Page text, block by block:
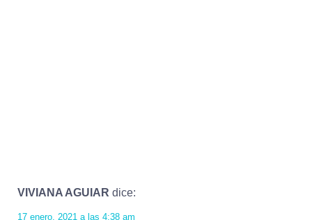
VIVIANA AGUIAR dice:
17 enero, 2021 a las 4:38 am